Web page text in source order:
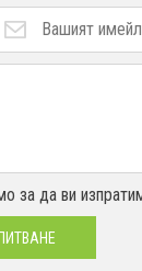
за да ви